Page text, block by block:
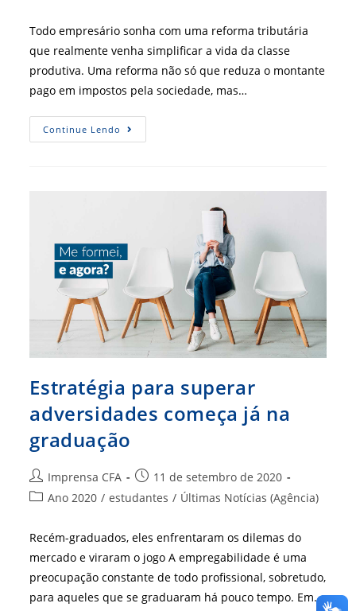
post:
Todo empresário sonha com uma reforma tributária
que realmente venha simplificar a vida da classe
produtiva. Uma reforma não só que reduza o montante
pago em impostos pela sociedade, mas…
Continue Lendo Reforma
Tributária
Estratégia para superar
adversidades começa já na
graduação
Autor
do
Imprensa CFA
Post
publicado:
11 de setembro de 2020
Categoria
post:
Ano 2020 / estudantes / Últimas Notícias (Agência)
Recém-graduados, eles enfrentaram os dilemas do
mercado e viraram o jogo A empregabilidade é uma
preocupação constante de todo profissional, sobretudo,
para aqueles que se graduaram há pouco tempo. Em…